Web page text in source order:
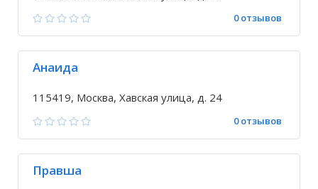
0 отзывов
Анаида
115419, Москва, Хавская улица, д. 24
0 отзывов
Правша